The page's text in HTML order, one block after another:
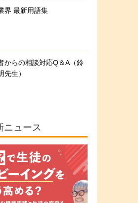
界 最新用語集
からの相談対応Q＆A（鈴
先生）
ニュース